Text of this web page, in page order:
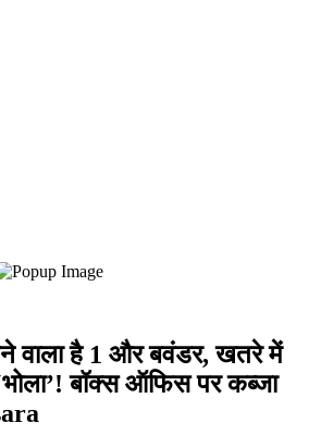
वाला है 1 और बवंडर, खतरे में
बॉक्स ऑफिस पर कब्जा